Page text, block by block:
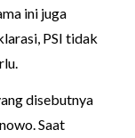
ini juga
PSI tidak
disebutnya
Saat